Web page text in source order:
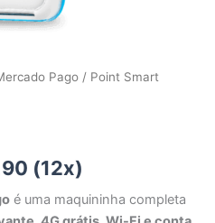
Pago / Point Smart
O
preço
(12x)
é uma maquininha completa